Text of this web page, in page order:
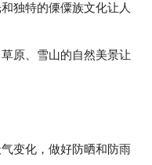
独特的傈僳族文化让人
原、雪山的自然美景让
变化，做好防晒和防雨